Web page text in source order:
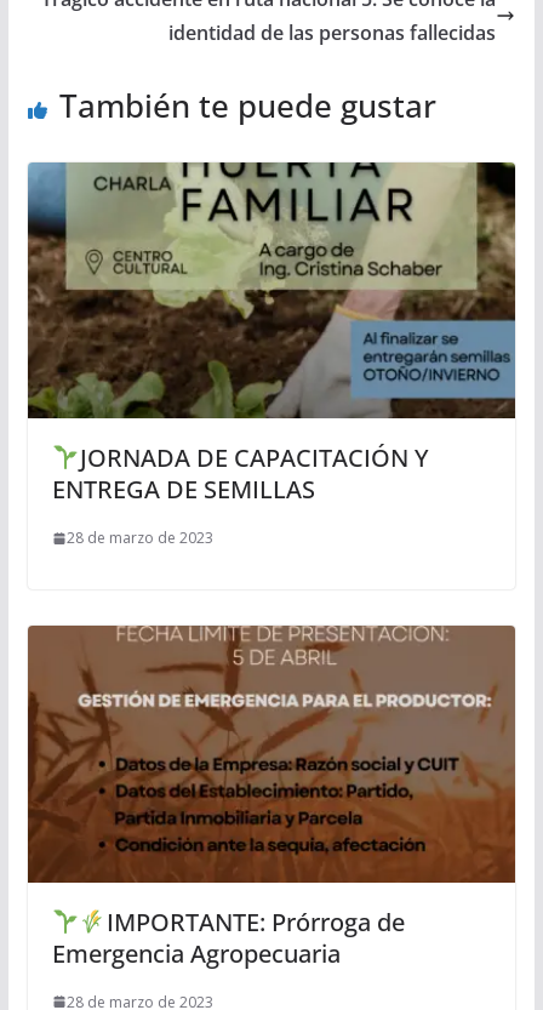
identidad de las personas fallecidas
También te puede gustar
JORNADA DE CAPACITACIÓN Y
ENTREGA DE SEMILLAS
28 de marzo de 2023
IMPORTANTE: Prórroga de
Emergencia Agropecuaria
28 de marzo de 2023